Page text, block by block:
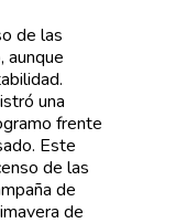
de las
aunque
una
frente
Este
de las
de
de